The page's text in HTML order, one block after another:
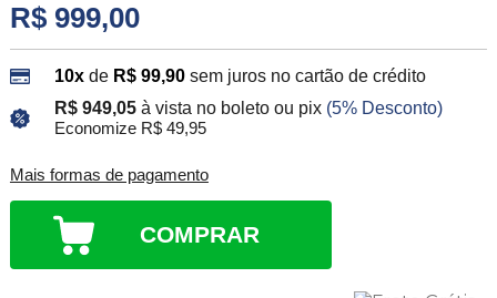
R$ 999,00
10xde R$ 99,90 sem juros no cartão de crédito
R$ 949,05 à vista no boleto ou pix (5% Desconto)
Economize R$ 49,95
Mais formas de pagamento
COMPRAR